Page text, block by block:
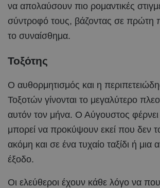
να απολαύσουν πιο ρομαντικές
σύντροφό τους, βάζοντας σε πρώτη
το συναίσθημα.
Τοξότης
Ο αυθορμητισμός και η
Τοξοτών γίνονται το μεγαλύτερο
αυτόν τον μήνα. Ο Αύγουστος φέρνει
μπορεί να προκύψουν εκεί που δεν
ακόμη και σε ένα τυχαίο ταξίδι ή μια
έξοδο.
Οι ελεύθεροι έχουν κάθε λόγο να